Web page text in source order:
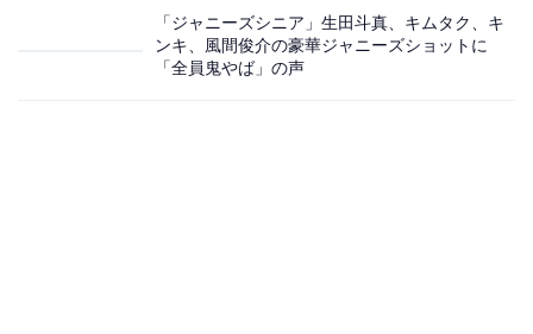
「ジャニーズシニア」生田斗真、キムタク、キ
ンキ、風間俊介の豪華ジャニーズショットに
「全員鬼やば」の声